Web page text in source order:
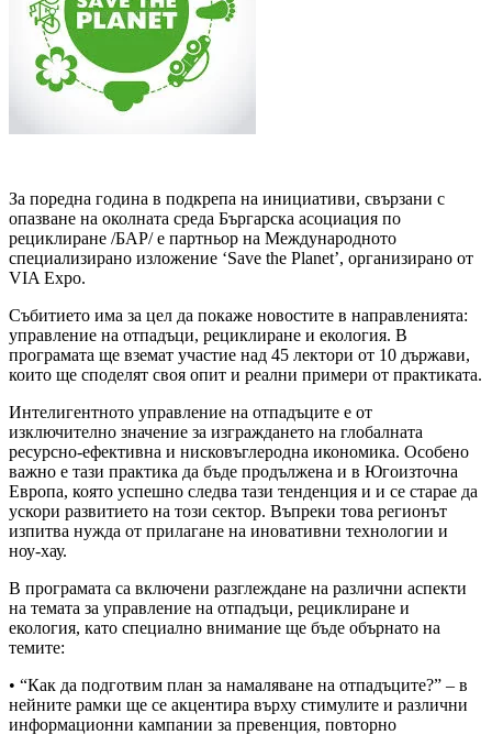
За поредна година в подкрепа на инициативи, свързани с
опазване на околната среда Бъргарска асоциация по
рециклиране /БАР/ е партньор на Международното
специализирано изложение ‘Save the Planet’, организирано от
VIA Expo.
Събитието има за цел да покаже новостите в направленията:
управление на отпадъци, рециклиране и екология. В
програмата ще вземат участие над 45 лектори от 10 държави,
които ще споделят своя опит и реални примери от практиката.
Интелигентното управление на отпадъците е от
изключително значение за изграждането на глобалната
ресурсно-ефективна и нисковъглеродна икономика. Особено
важно е тази практика да бъде продължена и в Югоизточна
Европа, която успешно следва тази тенденция и и се старае да
ускори развитието на този сектор. Въпреки това регионът
изпитва нужда от прилагане на иновативни технологии и
ноу-хау.
В програмата са включени разглеждане на различни аспекти
на темата за управление на отпадъци, рециклиране и
екология, като специално внимание ще бъде обърнато на
темите:
• “Как да подготвим план за намаляване на отпадъците?” – в
нейните рамки ще се акцентира върху стимулите и различни
информационни кампании за превенция, повторно